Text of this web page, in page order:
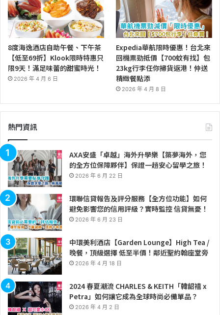
8度海逸酒店自助午餐、下午茶
【低至69折】Klook限時特惠只
限9天！滿足味蕾的甜蜜時光！
2026 年 4 月 6 日
Expedia華航限時優惠！台北來
回機票勁抵價【700蚊有找】包
23kg行李任你掃貨返港！仲送
精緻餐點添
2026 年 4 月 8 日
熱門資訊
AXA安盛「卓越」海外升學樂【築夢海外，您
的全方位保障夥伴】保證一趟安心留學之旅！
2026 年 6 月 22 日
環聯信貸報告及評分服務【全方位功能】如何
避免影響您的信用評級？實時監控 信貸無憂！
2026 年 6 月 23 日
中環美利酒店【Garden Lounge】High Tea /
晚餐，頂級選擇 低至半價！鄰近聖約翰座堂旁
2026 年 4 月 18 日
2024 春夏潮流 CHARLES & KEITH「韓韶禧 x
Petra」如何讓它成為全球時尚必備單品？
2026 年 4 月 2 日